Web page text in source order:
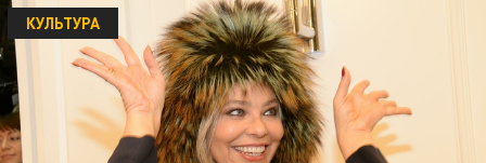
КУЛЬТУРА